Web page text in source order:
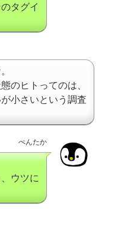
タグイ
のヒトってのは、
小さいという調査
ぺんたか
ウツに